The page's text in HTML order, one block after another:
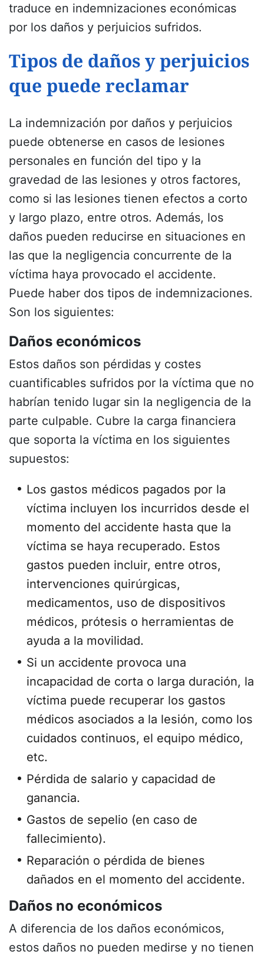
traduce en indemnizaciones económicas
por los daños y perjuicios sufridos.
Tipos de daños y perjuicios
que puede reclamar
La indemnización por daños y perjuicios
puede obtenerse en casos de lesiones
personales en función del tipo y la
gravedad de las lesiones y otros factores,
como si las lesiones tienen efectos a corto
y largo plazo, entre otros. Además, los
daños pueden reducirse en situaciones en
las que la negligencia concurrente de la
víctima haya provocado el accidente.
Puede haber dos tipos de indemnizaciones.
Son los siguientes:
Daños económicos
Estos daños son pérdidas y costes
cuantificables sufridos por la víctima que no
habrían tenido lugar sin la negligencia de la
parte culpable. Cubre la carga financiera
que soporta la víctima en los siguientes
supuestos:
Los gastos médicos pagados por la
víctima incluyen los incurridos desde el
momento del accidente hasta que la
víctima se haya recuperado. Estos
gastos pueden incluir, entre otros,
intervenciones quirúrgicas,
medicamentos, uso de dispositivos
médicos, prótesis o herramientas de
ayuda a la movilidad.
Si un accidente provoca una
incapacidad de corta o larga duración, la
víctima puede recuperar los gastos
médicos asociados a la lesión, como los
cuidados continuos, el equipo médico,
etc.
Pérdida de salario y capacidad de
ganancia.
Gastos de sepelio (en caso de
fallecimiento).
Reparación o pérdida de bienes
dañados en el momento del accidente.
Daños no económicos
A diferencia de los daños económicos,
estos daños no pueden medirse y no tienen